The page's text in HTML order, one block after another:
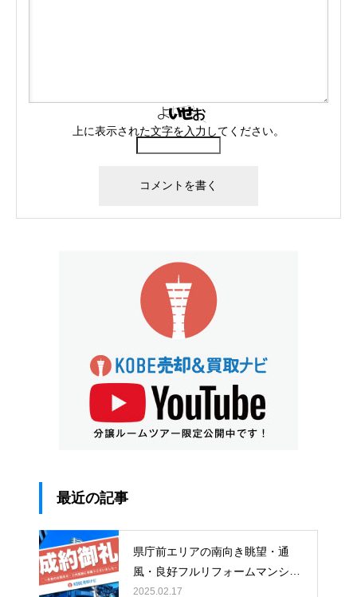
上に表示された文字を入力してください。
最近の記事
県庁前エリアの南向き眺望・通
風・良好フルリフォームマンショ
ン〜ランデージ神戸・山の手館〜
2025.02.17